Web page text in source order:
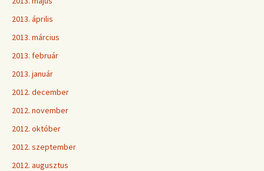
2013. április
2013. március
2013. február
2013. január
2012. december
2012. november
2012. október
2012. szeptember
2012. augusztus